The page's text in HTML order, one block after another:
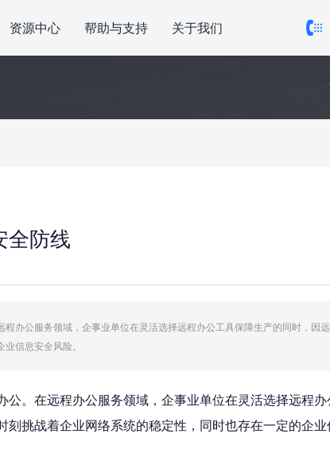
资源中心 帮助与支持 关于我们
全防线
办公服务领域，企事业单位在灵活选择远程办公工具保障生产的同时，因
信息安全风险。
。在远程办公服务领域，企事业单位在灵活选择远程
挑战着企业网络系统的稳定性，同时也存在一定的企业